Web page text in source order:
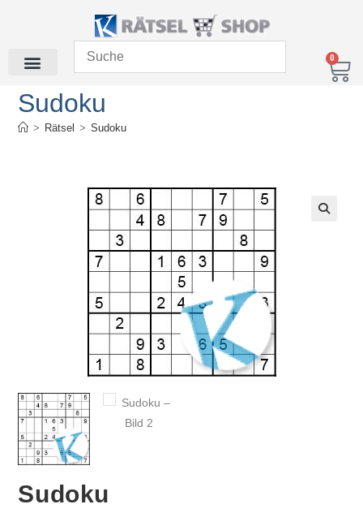
0
Sudoku
> Rätsel > Sudoku
Sudoku